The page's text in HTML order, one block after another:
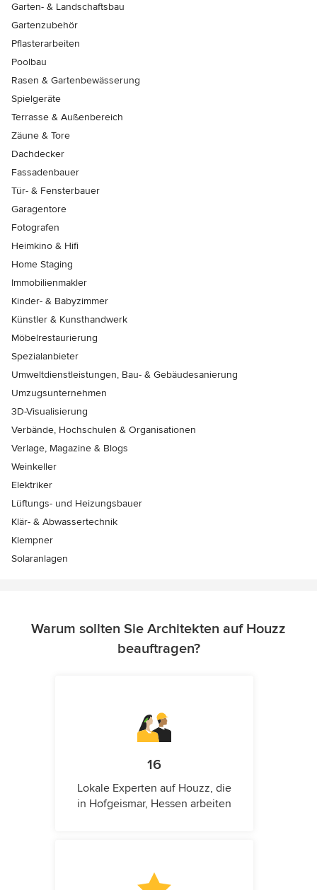
Garten- & Landschaftsbau
Gartenzubehör
Pflasterarbeiten
Poolbau
Rasen & Gartenbewässerung
Spielgeräte
Terrasse & Außenbereich
Zäune & Tore
Dachdecker
Fassadenbauer
Tür- & Fensterbauer
Garagentore
Fotografen
Heimkino & Hifi
Home Staging
Immobilienmakler
Kinder- & Babyzimmer
Künstler & Kunsthandwerk
Möbelrestaurierung
Spezialanbieter
Umweltdienstleistungen, Bau- & Gebäudesanierung
Umzugsunternehmen
3D-Visualisierung
Verbände, Hochschulen & Organisationen
Verlage, Magazine & Blogs
Weinkeller
Elektriker
Lüftungs- und Heizungsbauer
Klär- & Abwassertechnik
Klempner
Solaranlagen
Warum sollten Sie Architekten auf Houzz
beauftragen?
16
Lokale Experten auf Houzz, die
in Hofgeismar, Hessen arbeiten